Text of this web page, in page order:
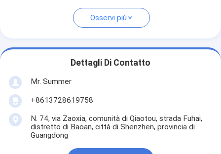
Osservi più
Dettagli Di Contatto
Mr. Summer
+8613728619758
N. 74, via Zaoxia, comunità di Qiaotou, strada Fuhai,
distretto di Baoan, città di Shenzhen, provincia di
Guangdong